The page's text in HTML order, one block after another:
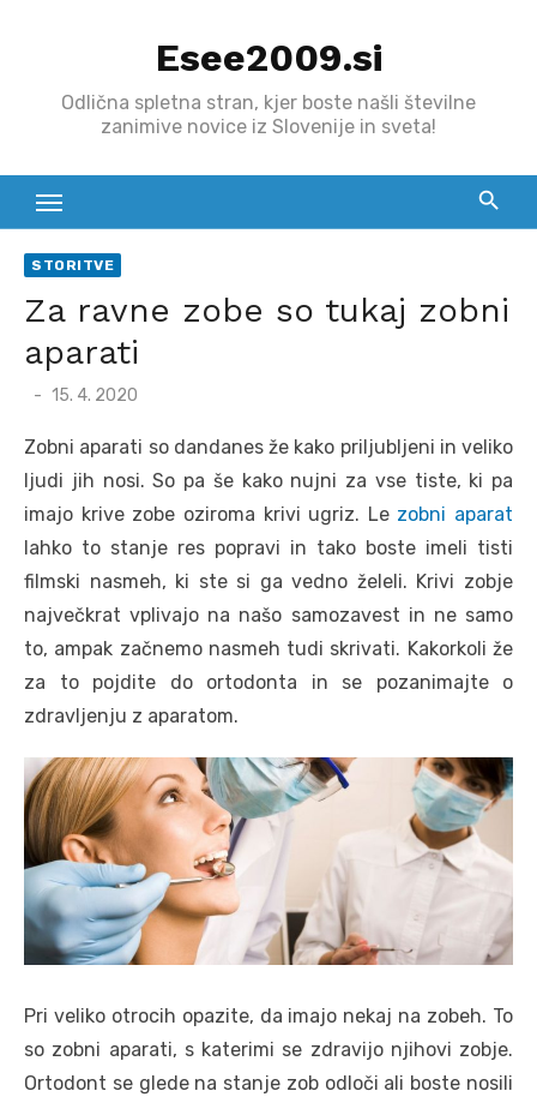
Esee2009.si
Odlična spletna stran, kjer boste našli številne
zanimive novice iz Slovenije in sveta!
STORITVE
Za ravne zobe so tukaj zobni
aparati
Posted
15. 4. 2020
Zobni aparati so dandanes že kako priljubljeni in veliko
ljudi jih nosi. So pa še kako nujni za vse tiste, ki pa
imajo krive zobe oziroma krivi ugriz. Le zobni aparat
lahko to stanje res popravi in tako boste imeli tisti
filmski nasmeh, ki ste si ga vedno želeli. Krivi zobje
največkrat vplivajo na našo samozavest in ne samo
to, ampak začnemo nasmeh tudi skrivati. Kakorkoli že
za to pojdite do ortodonta in se pozanimajte o
zdravljenju z aparatom.
Pri veliko otrocih opazite, da imajo nekaj na zobeh. To
so zobni aparati, s katerimi se zdravijo njihovi zobje.
Ortodont se glede na stanje zob odloči ali boste nosili